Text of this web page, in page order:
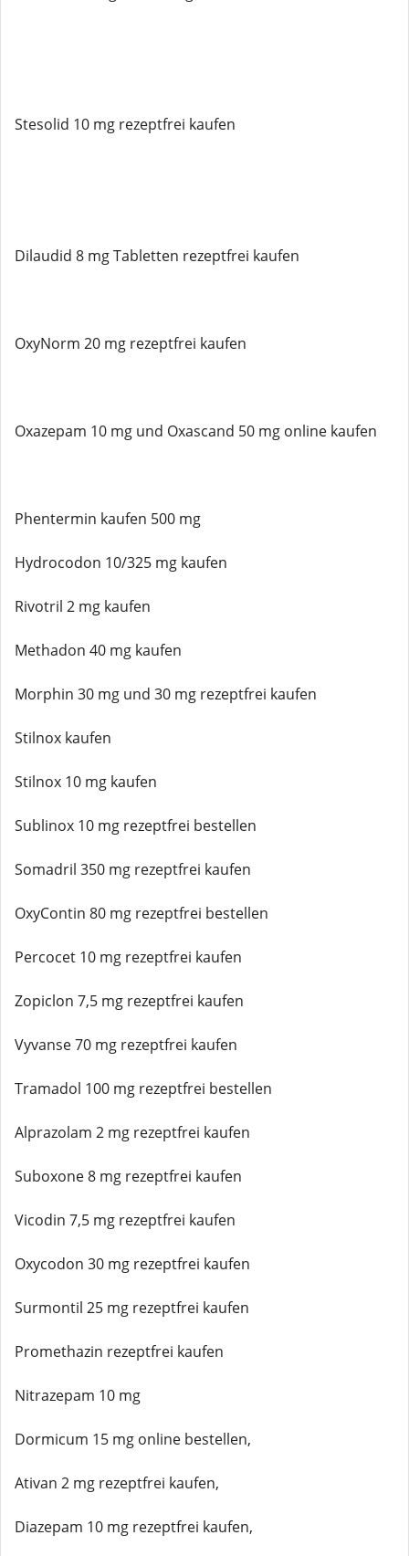
Stesolid 10 mg rezeptfrei kaufen
Dilaudid 8 mg Tabletten rezeptfrei kaufen
OxyNorm 20 mg rezeptfrei kaufen
Oxazepam 10 mg und Oxascand 50 mg online kaufen
Phentermin kaufen 500 mg
Hydrocodon 10/325 mg kaufen
Rivotril 2 mg kaufen
Methadon 40 mg kaufen
Morphin 30 mg und 30 mg rezeptfrei kaufen
Stilnox kaufen
Stilnox 10 mg kaufen
Sublinox 10 mg rezeptfrei bestellen
Somadril 350 mg rezeptfrei kaufen
OxyContin 80 mg rezeptfrei bestellen
Percocet 10 mg rezeptfrei kaufen
Zopiclon 7,5 mg rezeptfrei kaufen
Vyvanse 70 mg rezeptfrei kaufen
Tramadol 100 mg rezeptfrei bestellen
Alprazolam 2 mg rezeptfrei kaufen
Suboxone 8 mg rezeptfrei kaufen
Vicodin 7,5 mg rezeptfrei kaufen
Oxycodon 30 mg rezeptfrei kaufen
Surmontil 25 mg rezeptfrei kaufen
Promethazin rezeptfrei kaufen
Nitrazepam 10 mg
Dormicum 15 mg online bestellen,
Ativan 2 mg rezeptfrei kaufen,
Diazepam 10 mg rezeptfrei kaufen,